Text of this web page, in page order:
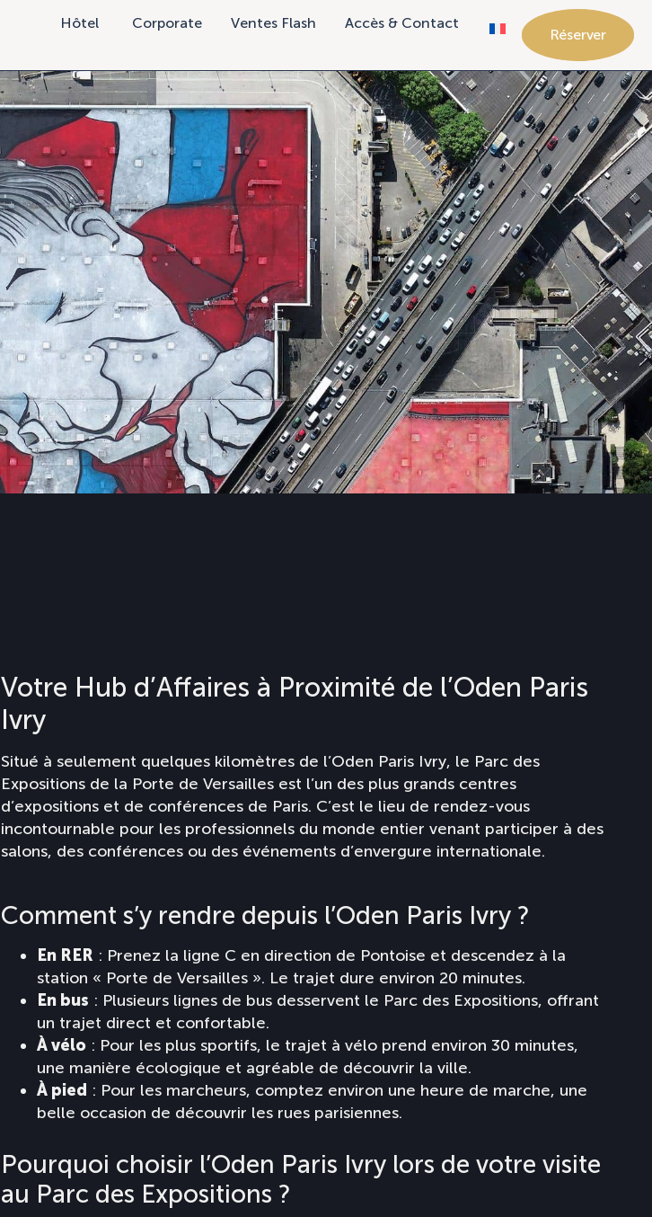
Hôtel Corporate Ventes Flash Accès & Contact
Réserver
Votre Hub d’Affaires à Proximité de l’Oden Paris
Ivry
Situé à seulement quelques kilomètres de l’Oden Paris Ivry, le Parc des
Expositions de la Porte de Versailles est l’un des plus grands centres
d’expositions et de conférences de Paris. C’est le lieu de rendez-vous
incontournable pour les professionnels du monde entier venant participer à des
salons, des conférences ou des événements d’envergure internationale.
Comment s’y rendre depuis l’Oden Paris Ivry ?
En RER : Prenez la ligne C en direction de Pontoise et descendez à la
station « Porte de Versailles ». Le trajet dure environ 20 minutes.
En bus : Plusieurs lignes de bus desservent le Parc des Expositions, offrant
un trajet direct et confortable.
À vélo: Pour les plus sportifs, le trajet à vélo prend environ 30 minutes,
une manière écologique et agréable de découvrir la ville.
À pied : Pour les marcheurs, comptez environ une heure de marche, une
belle occasion de découvrir les rues parisiennes.
Pourquoi choisir l’Oden Paris Ivry lors de votre visite
au Parc des Expositions ?